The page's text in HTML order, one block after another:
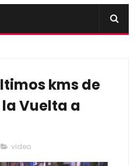
kms de
Vuelta a
video